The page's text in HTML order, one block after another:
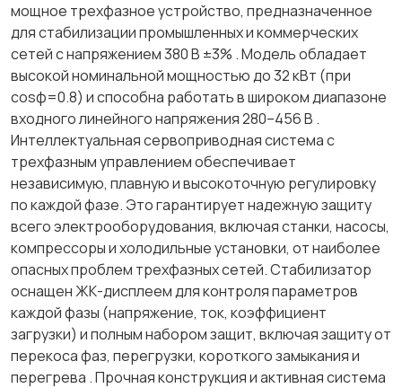
мощное трехфазное устройство, предназначенное
для стабилизации промышленных и коммерческих
сетей с напряжением 380 В ±3% . Модель обладает
высокой номинальной мощностью до 32 кВт (при
cosφ=0.8) и способна работать в широком диапазоне
входного линейного напряжения 280–456 В .
Интеллектуальная сервоприводная система с
трехфазным управлением обеспечивает
независимую, плавную и высокоточную регулировку
по каждой фазе. Это гарантирует надежную защиту
всего электрооборудования, включая станки, насосы,
компрессоры и холодильные установки, от наиболее
опасных проблем трехфазных сетей. Стабилизатор
оснащен ЖК-дисплеем для контроля параметров
каждой фазы (напряжение, ток, коэффициент
загрузки) и полным набором защит, включая защиту от
перекоса фаз, перегрузки, короткого замыкания и
перегрева . Прочная конструкция и активная система